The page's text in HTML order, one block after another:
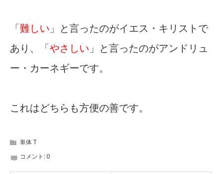
「 難しい 」と言ったのがイエス・キリストで
あり、「 やさしい 」と言ったのがアンドリュ
ー・カーネギーです。
これはどちらも方便の善です。
単体 T
コメント: 0